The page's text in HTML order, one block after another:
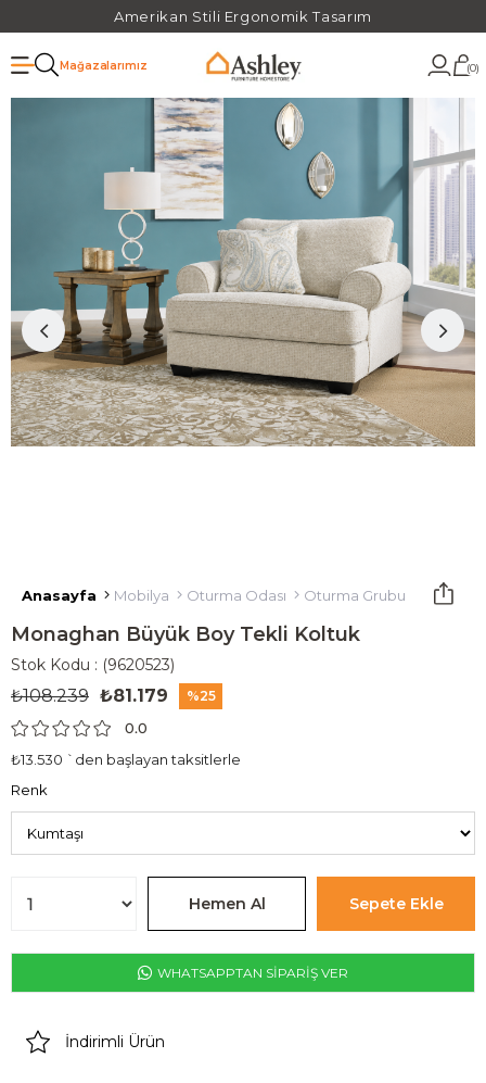
Amerikan Stili Ergonomik Tasarım
Mağazalarımız 0
Anasayfa Mobilya Oturma Odası Oturma Grubu Tekli
Monaghan Büyük Boy Tekli Koltuk
Stok Kodu (9620523)
₺108.239 ₺81.179 25
0.0
₺13.530 `den başlayan taksitlerle
Renk
WHATSAPPTAN SİPARİŞ VER
İndirimli Ürün